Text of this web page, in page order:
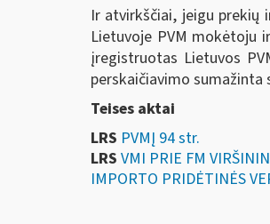
Ir atvirkščiai, jeigu prekių
Lietuvoje PVM mokėtoju
įregistruotas Lietuvos
perskaičiavimo
Teises aktai
LRS PVMĮ 94 str.
LRS VMI PRIE FM
IMPORTO PRIDĖTINĖS